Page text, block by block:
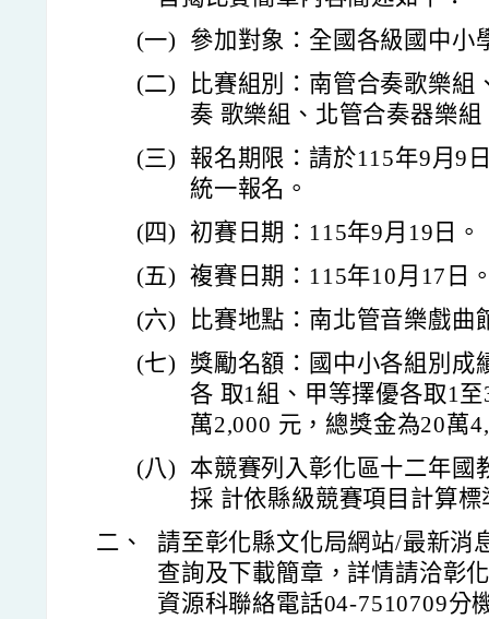
(一)
參加對象：全國各級國中小
(二)
比賽組別：南管合奏歌樂組
奏 歌樂組、北管合奏器樂組
(三)
報名期限：請於115年9月9
統一報名。
(四)
初賽日期：115年9月19日。
(五) 複賽日期：115年10月17日
(六)
比賽地點：南北管音樂戲曲
(七)
獎勵名額：國中小各組別成
各 取1組、甲等擇優各取1
萬2,000 元，總獎金為20萬
(八)
本競賽列入彰化區十二年國
採 計依縣級競賽項目計算標
二、
請至彰化縣文化局網站/最新消
查詢及下載簡章，詳情請洽彰
資源科聯絡電話04-7510709分